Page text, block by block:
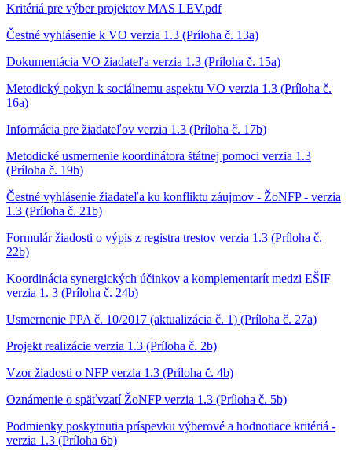
Kritériá pre výber projektov MAS LEV.pdf
Čestné vyhlásenie k VO verzia 1.3 (Príloha č. 13a)
Dokumentácia VO žiadateľa verzia 1.3 (Príloha č. 15a)
Metodický pokyn k sociálnemu aspektu VO verzia 1.3 (Príloha č.
16a)
Informácia pre žiadateľov verzia 1.3 (Príloha č. 17b)
Metodické usmernenie koordinátora štátnej pomoci verzia 1.3
(Príloha č. 19b)
Čestné vyhlásenie žiadateľa ku konfliktu záujmov - ŽoNFP - verzia
1.3 (Príloha č. 21b)
Formulár žiadosti o výpis z registra trestov verzia 1.3 (Príloha č.
22b)
Koordinácia synergických účinkov a komplementarít medzi EŠIF
verzia 1. 3 (Príloha č. 24b)
Usmernenie PPA č. 10/2017 (aktualizácia č. 1) (Príloha č. 27a)
Projekt realizácie verzia 1.3 (Príloha č. 2b)
Vzor žiadosti o NFP verzia 1.3 (Príloha č. 4b)
Oznámenie o späťvzatí ŽoNFP verzia 1.3 (Príloha č. 5b)
Podmienky poskytnutia príspevku výberové a hodnotiace kritériá -
verzia 1.3 (Príloha 6b)